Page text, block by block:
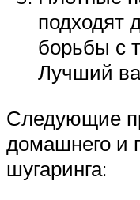
подходят
борьбы с
Лучший
Следующие
домашнего и
шугаринга: